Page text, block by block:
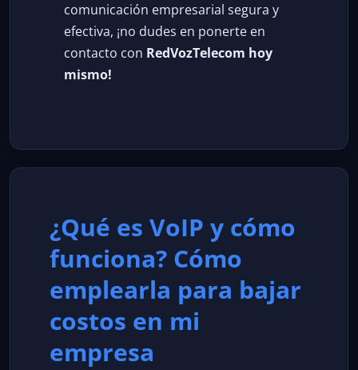
comunicación empresarial segura y
efectiva, ¡no dudes en ponerte en
contacto con RedVozTelecom hoy
mismo!
¿Qué es VoIP y cómo
funciona? Cómo
emplearla para bajar
costos en mi
empresa